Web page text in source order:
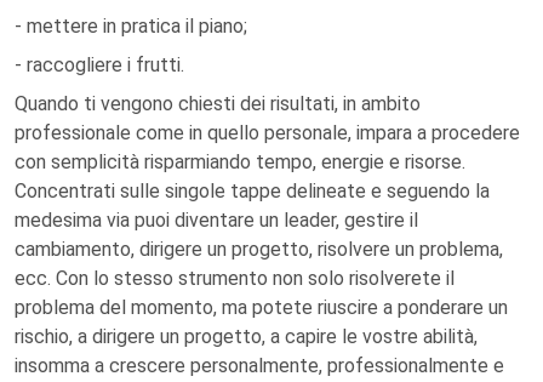
- mettere in pratica il piano;
- raccogliere i frutti.
Quando ti vengono chiesti dei risultati, in ambito
professionale come in quello personale, impara a procedere
con semplicità risparmiando tempo, energie e risorse.
Concentrati sulle singole tappe delineate e seguendo la
medesima via puoi diventare un leader, gestire il
cambiamento, dirigere un progetto, risolvere un problema,
ecc. Con lo stesso strumento non solo risolverete il
problema del momento, ma potete riuscire a ponderare un
rischio, a dirigere un progetto, a capire le vostre abilità,
insomma a crescere personalmente, professionalmente e